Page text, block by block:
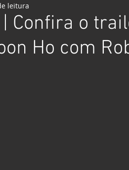
ImagineLand
Confira o
Ho com
leitura